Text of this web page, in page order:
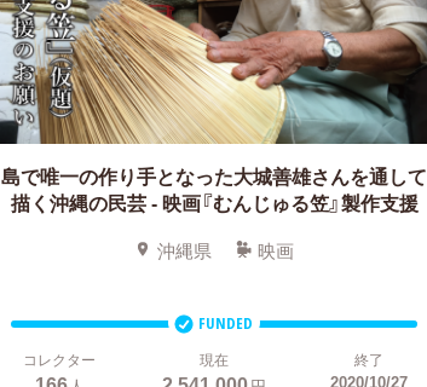
島で唯一の作り手となった大城善雄さんを通して
描く沖縄の民芸- 映画『むんじゅる笠』製作支援
沖縄県 映画
FUNDED
コレクター
現在 終了
2020/10/27